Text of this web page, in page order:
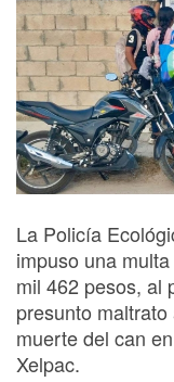
La Policía
impuso una
mil 462 pesos, al
presunto
muerte del can
Xelpac.